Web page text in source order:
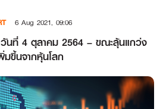
6 Aug 2021, 09:06
นที่ 4 ตุลาคม 2564 – ขณะลุ้นแกว่ง
มขึ้นจากหุ้นโลก